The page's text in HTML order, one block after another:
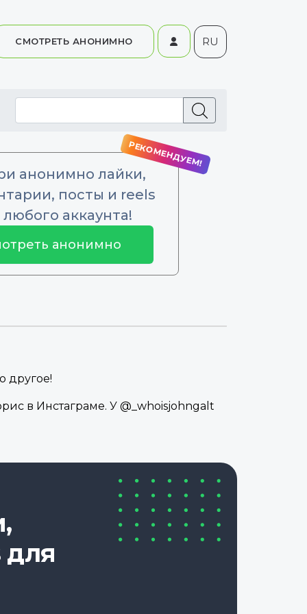
СМОТРЕТЬ АНОНИМНО RU
анонимно лайки,
посты и reels
аккаунта!
анонимно
другое!
в Инстаграме. У @_whoisjohngalt
для